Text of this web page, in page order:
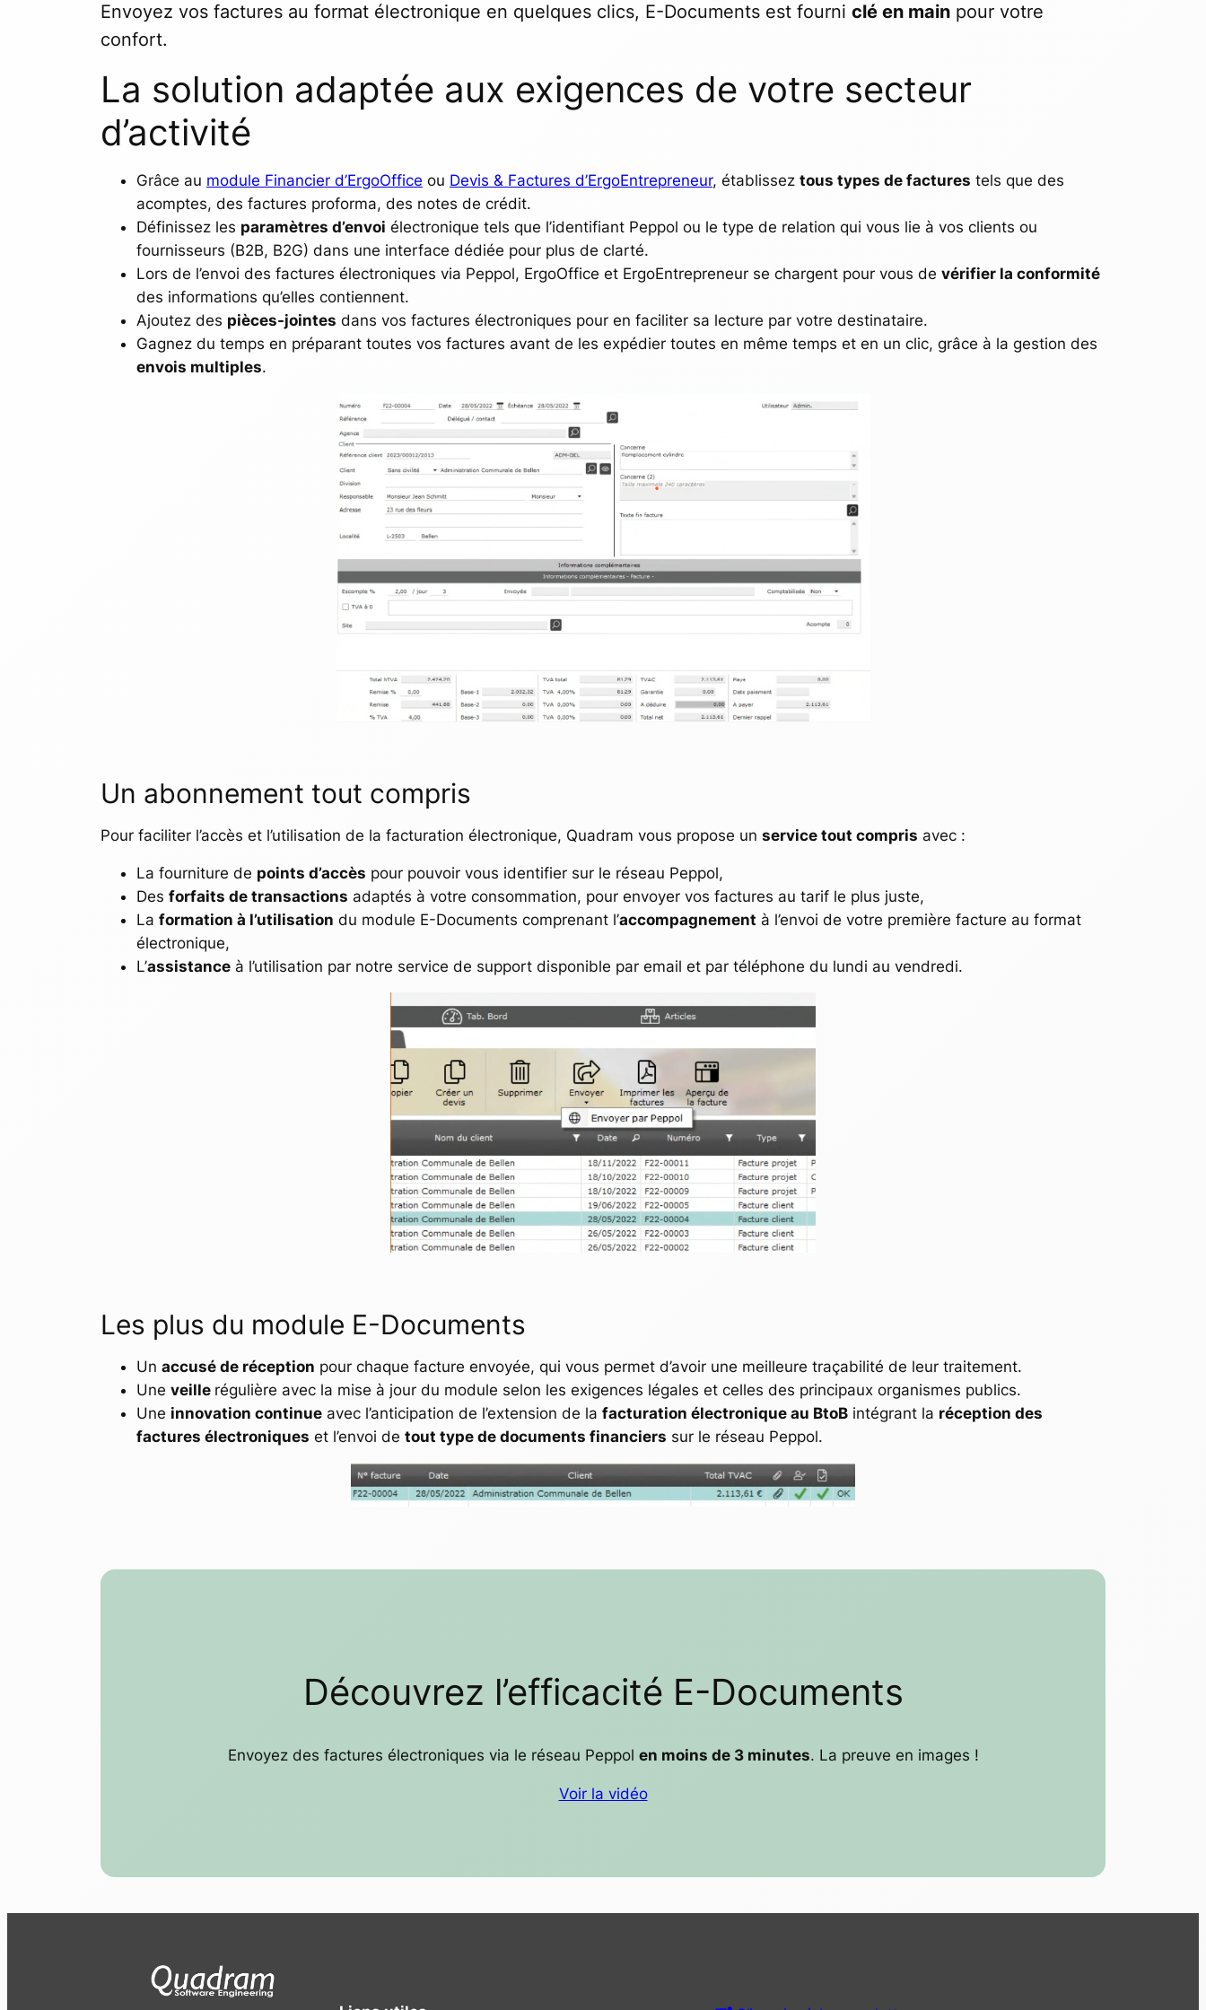
Envoyez vos factures au format électronique en quelques clics, E-Documents est fourni clé en main pour votre
confort.
La solution adaptée aux exigences de votre secteur
d’activité
Grâce au module Financier d’ErgoOffice ou Devis & Factures d’ErgoEntrepreneur, établissez tous types de factures tels que des
acomptes, des factures proforma, des notes de crédit.
Définissez les paramètres d’envoi électronique tels que l’identifiant Peppol ou le type de relation qui vous lie à vos clients ou
fournisseurs (B2B, B2G) dans une interface dédiée pour plus de clarté.
Lors de l’envoi des factures électroniques via Peppol, ErgoOffice et ErgoEntrepreneur se chargent pour vous de vérifier la conformité
des informations qu’elles contiennent.
Ajoutez des pièces-jointes dans vos factures électroniques pour en faciliter sa lecture par votre destinataire.
Gagnez du temps en préparant toutes vos factures avant de les expédier toutes en même temps et en un clic, grâce à la gestion des
envois multiples.
Un abonnement tout compris
Pour faciliter l’accès et l’utilisation de la facturation électronique, Quadram vous propose un service tout compris avec :
La fourniture de points d’accès pour pouvoir vous identifier sur le réseau Peppol,
Des forfaits de transactions adaptés à votre consommation, pour envoyer vos factures au tarif le plus juste,
La formation à l’utilisation du module E-Documents comprenant l’accompagnement à l’envoi de votre première facture au format
électronique,
L’assistance à l’utilisation par notre service de support disponible par email et par téléphone du lundi au vendredi.
Les plus du module E-Documents
Un accusé de réception pour chaque facture envoyée, qui vous permet d’avoir une meilleure traçabilité de leur traitement.
Une veille régulière avec la mise à jour du module selon les exigences légales et celles des principaux organismes publics.
Une innovation continue avec l’anticipation de l’extension de la facturation électronique au BtoB intégrant la réception des
factures électroniques et l’envoi de tout type de documents financiers sur le réseau Peppol.
Découvrez l’efficacité E-Documents
Envoyez des factures électroniques via le réseau Peppol en moins de 3 minutes. La preuve en images !
Voir la vidéo